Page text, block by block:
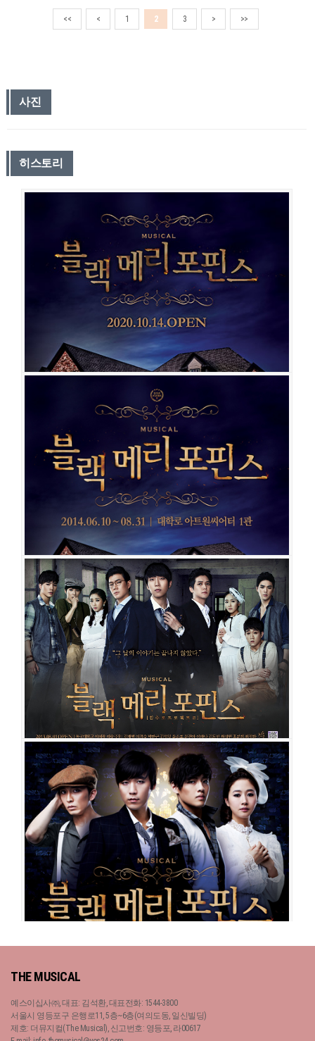
<< < 1 2 3 > >>
사진
히스토리
블랙메리포핀스
공연일시
2020-10-27 ~ 2021-01-24
공연장
대학로 TOM 1관
출연진
김도빈박민성 이율 임준혁 이해준 임찬민강혜인이지
수박정원최석진 오승훈 신주협 임강희 홍륜희
블랙메리포핀스
공연일시
2014-06-10 ~ 2014-08-31
공연장
아트원씨어터 1관
출연진
박한근임병근 송원근서경수강연정 유리아 김경수윤나무
홍륜희최현선 정휘
블랙메리포핀스
공연일시
2013-08-01 ~ 2013-10-27
공연장
동국대학교 이해랑예술극장
출연진
김재범이경수 박한근원우준윤소호 문진아이하나 김도빈
최성원
홍륜희최정화
THE MUSICAL
예스이십사㈜, 대표: 김석환, 대표전화: 1544-3800
서울시 영등포구 은행로11, 5층~6층(여의도동, 일신빌딩)
제호: 더뮤지컬(The Musical), 신고번호: 영등포, 라00617